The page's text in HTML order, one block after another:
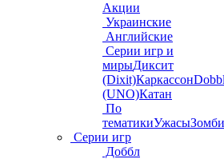
Акции
Украинские
Английские
Серии игр и
мирыДиксит
(Dixit)Каркассон
(UNO)Катан
По
тематикиУжасыЗомби
Серии игр
Доббл